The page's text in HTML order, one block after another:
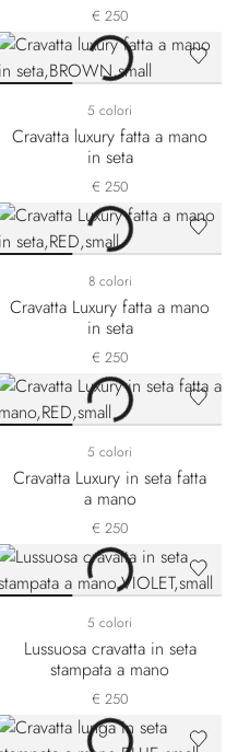
€ 250
5 colori
Cravatta luxury fatta a mano
in seta
€ 250
8 colori
Cravatta Luxury fatta a mano
in seta
€ 250
5 colori
Cravatta Luxury in seta fatta
a mano
€ 250
5 colori
Lussuosa cravatta in seta
stampata a mano
€ 250